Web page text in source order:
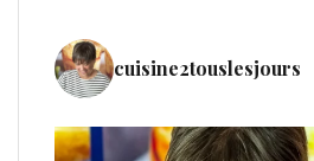
cuisine2touslesjours